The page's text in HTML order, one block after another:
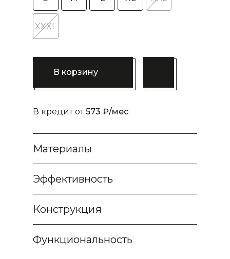
XXXL
В корзину
В кредит от573 ₽/мес
Материалы
Эффективность
Конструкция
Функциональность